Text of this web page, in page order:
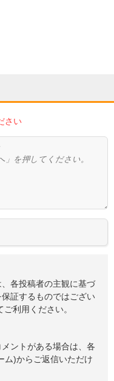
さい
各投稿者の主観に基づ
証するものではござい
利用ください。
ントがある場合は、各
ム)からご返信いただけ